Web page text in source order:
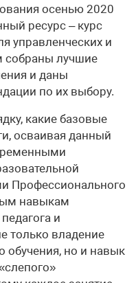
осенью 2020
ресурс – курс
управленческих и
собраны лучшие
и даны
по их выбору.
какие базовые
осваивая данный
Профессионального
навыкам
и
только владение
обучения, но и навык